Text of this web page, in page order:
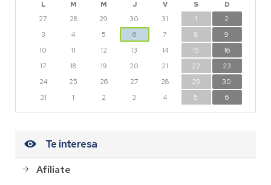
L M M J V S
D
27
28 29 30 31 1
2
3
4 5 6 7 8
9
10
11 12 13 14 15
16
17
18 19 20 21 22
23
24
25 26 27 28 29
30
31
1 2 3 4 5 6
Te interesa
Afíliate